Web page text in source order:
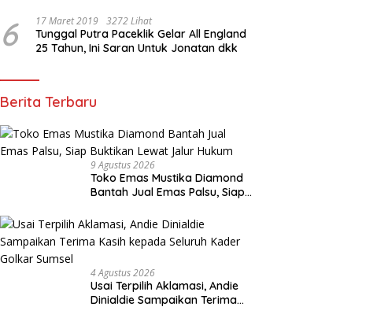
6 17 Maret 2019 3272 Lihat
Tunggal Putra Paceklik Gelar All England
25 Tahun, Ini Saran Untuk Jonatan dkk
Berita Terbaru
9 Agustus 2026
Toko Emas Mustika Diamond
Bantah Jual Emas Palsu, Siap
4 Agustus 2026
Usai Terpilih Aklamasi, Andie
Dinialdie Sampaikan Terima